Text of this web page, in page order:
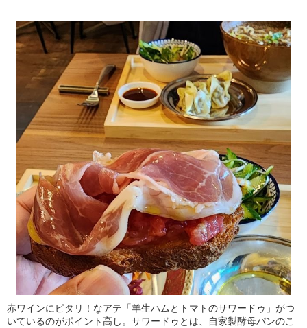
赤ワインにピタリ！なアテ「羊生ハムとトマトのサワードゥ」がつ
いているのがポイント高し。サワードゥとは、自家製酵母パンのこ